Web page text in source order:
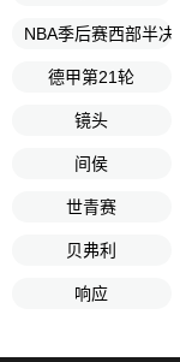
NBA季后赛西部半决
德甲第21轮
镜头
间侯
世青赛
贝弗利
响应